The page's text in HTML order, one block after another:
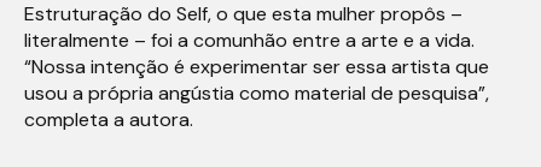
Estruturação do Self, o que esta mulher propôs –
literalmente – foi a comunhão entre a arte e a vida.
“Nossa intenção é experimentar ser essa artista que
usou a própria angústia como material de pesquisa”,
completa a autora.